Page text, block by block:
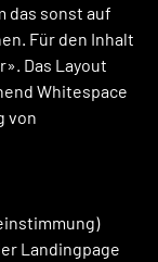
das sonst auf
Für den Inhalt
Das Layout
Whitespace
von
Landingpage